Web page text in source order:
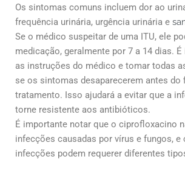
Os sintomas comuns incluem dor ao
frequência urinária, urgência urinária e
Se o médico suspeitar de uma ITU, ele
medicação, geralmente por 7 a 14 dias.
as instruções do médico e tomar todas
se os sintomas desaparecerem antes do
tratamento. Isso ajudará a evitar que a
torne resistente aos antibióticos.
É importante notar que o ciprofloxacino
infecções causadas por vírus e fungos,
infecções podem requerer diferentes